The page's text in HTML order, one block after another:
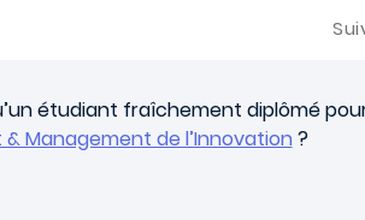
étudiant fraîchement diplômé
Management de l’Innovation ?